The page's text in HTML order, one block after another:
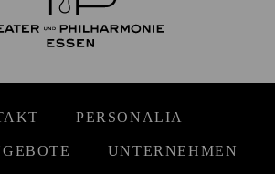
PERSONALIA
UNTERNEHMEN